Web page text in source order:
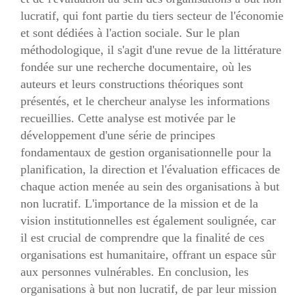
lucratif, qui font partie du tiers secteur de l'économie
et sont dédiées à l'action sociale. Sur le plan
méthodologique, il s'agit d'une revue de la littérature
fondée sur une recherche documentaire, où les
auteurs et leurs constructions théoriques sont
présentés, et le chercheur analyse les informations
recueillies. Cette analyse est motivée par le
développement d'une série de principes
fondamentaux de gestion organisationnelle pour la
planification, la direction et l'évaluation efficaces de
chaque action menée au sein des organisations à but
non lucratif. L'importance de la mission et de la
vision institutionnelles est également soulignée, car
il est crucial de comprendre que la finalité de ces
organisations est humanitaire, offrant un espace sûr
aux personnes vulnérables. En conclusion, les
organisations à but non lucratif, de par leur mission